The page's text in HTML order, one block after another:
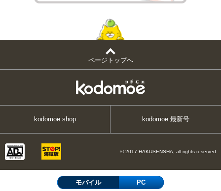
ページトップへ
kodomoe shop kodomoe 最新号
© 2017 HAKUSENSHA, all rights reserved
モバイル PC